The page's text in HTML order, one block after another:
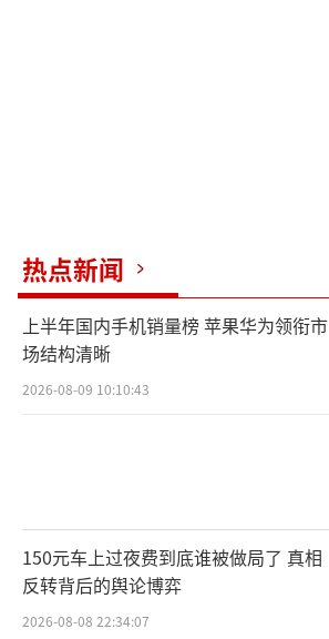
热点新闻
上半年国内手机销量榜 苹果华为领衔市
场结构清晰
2026-08-09 10:10:43
150元车上过夜费到底谁被做局了 真相
反转背后的舆论博弈
2026-08-08 22:34:07